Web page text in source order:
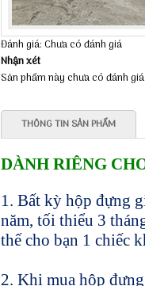
Đánh giá: Chưa có đánh giá
Nhận xét
Sản phẩm này chưa có đánh giá.
THÔNG TIN SẢN PHẨM
DÀNH RIÊNG
1. Bất kỳ hộp đựng
năm, tối thiểu 3
thế cho bạn 1 chiếc
2. Khi mua hộp